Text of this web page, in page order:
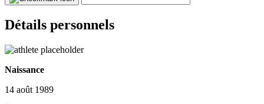
Détails personnels
Naissance
14 août 1989